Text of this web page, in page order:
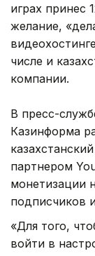
играх принес
желание,
числе и
компании.
В пресс-
Казинформа
партнером
монетизации
подписчиков
«Для того,
войти в